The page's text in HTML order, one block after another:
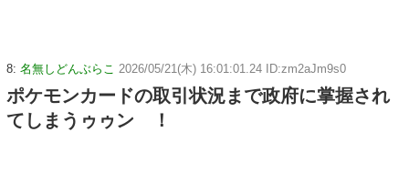
8: 名無しどんぶらこ 2026/05/21(木) 16:01:01.24 ID:zm2aJm9s0
ポケモンカードの取引状況まで政府に掌握され
てしまうゥゥン゙！